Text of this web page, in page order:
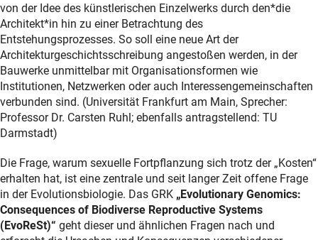
von der Idee des künstlerischen Einzelwerks durch den*die
Architekt*in hin zu einer Betrachtung des
Entstehungsprozesses. So soll eine neue Art der
Architekturgeschichtsschreibung angestoßen werden, in der
Bauwerke unmittelbar mit Organisationsformen wie
Institutionen, Netzwerken oder auch Interessengemeinschaften
verbunden sind. (Universität Frankfurt am Main, Sprecher:
Professor Dr. Carsten Ruhl; ebenfalls antragstellend: TU
Darmstadt)
Die Frage, warum sexuelle Fortpflanzung sich trotz der „Kosten“
erhalten hat, ist eine zentrale und seit langer Zeit offene Frage
in der Evolutionsbiologie. Das GRK „Evolutionary Genomics:
Consequences of Biodiverse Reproductive Systems
(EvoReSt)“ geht dieser und ähnlichen Fragen nach und